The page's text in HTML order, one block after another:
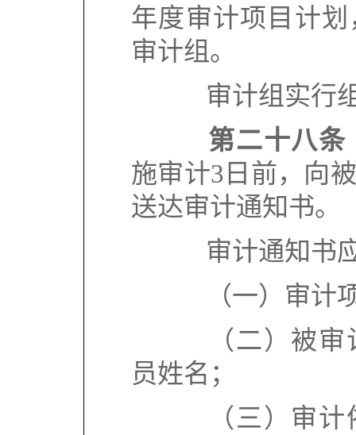
年度审计项目计
审计组。
审计组实行组
第二十八条
施审计3 日前，向
送达审计通知书。
审计通知书应
（一）审计
（二）被审
员姓名；
（三）审计